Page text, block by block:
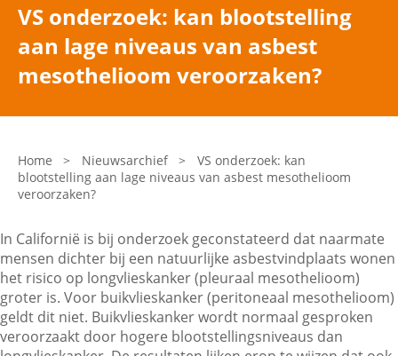
Bent u arts?
Bent u werkgever of verzekeraar?
Asbest en Gezondheid
Laatste nieuws
Onze organisatie
Veelgestelde vragen
Contactgegevens
VS onderzoek: kan blootstelling
aan lage niveaus van asbest
mesothelioom veroorzaken?
Home > Nieuwsarchief >
VS onderzoek: kan
blootstelling aan lage niveaus van asbest mesothelioom
veroorzaken?
In Californië is bij onderzoek geconstateerd dat naarmate
mensen dichter bij een natuurlijke asbestvindplaats wonen
het risico op longvlieskanker (pleuraal mesothelioom)
groter is. Voor buikvlieskanker (peritoneaal mesothelioom)
geldt dit niet. Buikvlieskanker wordt normaal gesproken
veroorzaakt door hogere blootstellingsniveaus dan